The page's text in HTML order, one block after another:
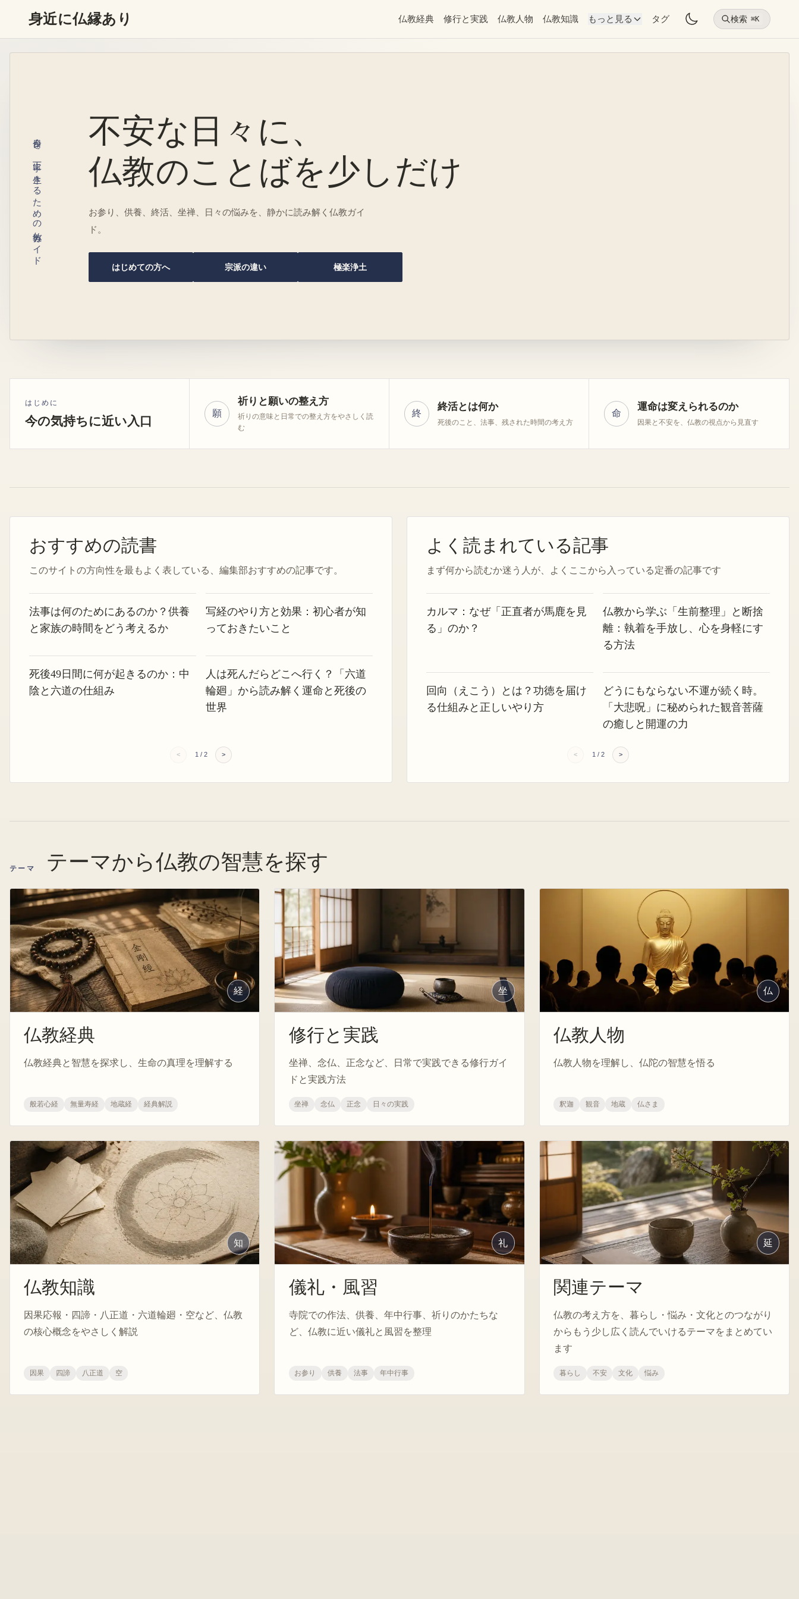
身近に仏縁あり 仏教経典 修行と実践 仏教人物 仏教知識 もっと見る タグ 検索 ⌘K
今日を、丁寧に生きるための仏教ガイド
不安な日々に、
仏教のことばを少しだけ
お参り、供養、終活、坐禅、日々の悩みを、静かに読み解く仏教ガイ
ド。
はじめての方へ 宗派の違い 極楽浄土
はじめに
今の気持ちに近い入口
願
祈りと願いの整え方
祈りの意味と日常での整え方をやさしく読
む
終
終活とは何か
死後のこと、法事、残された時間の考え方
命
運命は変えられるのか
因果と不安を、仏教の視点から見直す
おすすめの読書
このサイトの方向性を最もよく表している、編集部おすすめの記事です。
法事は何のためにあるのか？供養
と家族の時間をどう考えるか
写経のやり方と効果：初心者が知
っておきたいこと
死後49日間に何が起きるのか：中
陰と六道の仕組み
人は死んだらどこへ行く？「六道
輪廻」から読み解く運命と死後の
世界
< 1 / 2 >
よく読まれている記事
まず何から読むか迷う人が、よくここから入っている定番の記事です
カルマ：なぜ「正直者が馬鹿を見
る」のか？
仏教から学ぶ「生前整理」と断捨
離：執着を手放し、心を身軽にす
る方法
回向（えこう）とは？功徳を届け
る仕組みと正しいやり方
どうにもならない不運が続く時。
「大悲呪」に秘められた観音菩薩
の癒しと開運の力
< 1 / 2 >
テーマ テーマから仏教の智慧を探す
経
仏教経典
仏教経典と智慧を探求し、生命の真理を理解する
般若心経 無量寿経 地蔵経 経典解説
坐
修行と実践
坐禅、念仏、正念など、日常で実践できる修行ガイ
ドと実践方法
坐禅 念仏 正念 日々の実践
仏
仏教人物
仏教人物を理解し、仏陀の智慧を悟る
釈迦 観音 地蔵 仏さま
知
仏教知識
因果応報・四諦・八正道・六道輪廻・空など、仏教
の核心概念をやさしく解説
因果 四諦 八正道 空
礼
儀礼・風習
寺院での作法、供養、年中行事、祈りのかたちな
ど、仏教に近い儀礼と風習を整理
お参り 供養 法事 年中行事
延
関連テーマ
仏教の考え方を、暮らし・悩み・文化とのつながり
からもう少し広く読んでいけるテーマをまとめてい
ます
暮らし 不安 文化 悩み